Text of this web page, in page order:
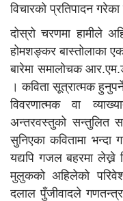
विचारको प्रतिपादन
दोस्रो चरणमा हामीले
होमशङ्कर बास्तोलाका
बारेमा समालोचक
। कविता सूत्रात्मक
विवरणात्मक वा
अन्तरवस्तुको सन्तुलित
सुनिएका कवितामा
यद्यपि गजल बहरमा लेख्ने
मुलुकको अहिलेको
दलाल पुँजीवादले